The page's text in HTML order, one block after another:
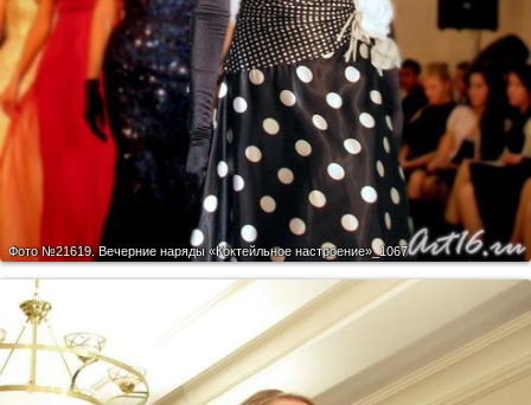
Фото №21619.Вечерние наряды «Коктейльное настроение»_1067